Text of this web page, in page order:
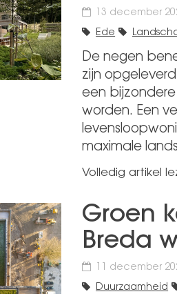
13 december
Ede
De negen
zijn
een
worden. Een
maximale
Volledig artikel
Groen
Breda
11 december
Duurzaamheid